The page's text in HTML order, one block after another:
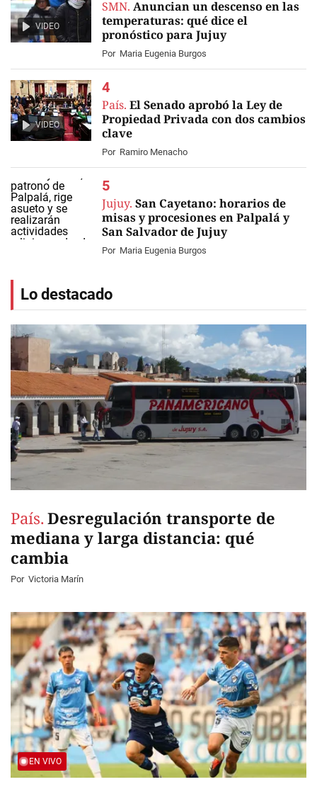
VIDEO
SMN. Anuncian un descenso en las
temperaturas: qué dice el
pronóstico para Jujuy
Por Maria Eugenia Burgos
VIDEO
País. El Senado aprobó la Ley de
Propiedad Privada con dos cambios
clave
Por Ramiro Menacho
Jujuy. San Cayetano: horarios de
misas y procesiones en Palpalá y
San Salvador de Jujuy
Por Maria Eugenia Burgos
Lo destacado
País. Desregulación transporte de
mediana y larga distancia: qué
cambia
Por Victoria Marín
EN VIVO